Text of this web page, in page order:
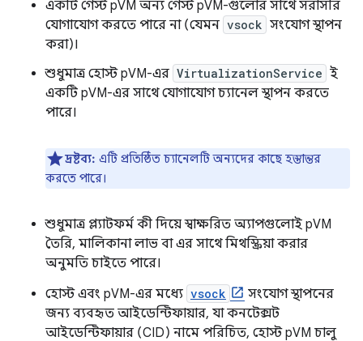
একটি গেস্ট pVM অন্য গেস্ট pVM-গুলোর সাথে সরাসরি
যোগাযোগ করতে পারে না (যেমন vsock সংযোগ স্থাপন
করা)।
শুধুমাত্র হোস্ট pVM-এর VirtualizationService ই
একটি pVM-এর সাথে যোগাযোগ চ্যানেল স্থাপন করতে
পারে।
দ্রষ্টব্য: এটি প্রতিষ্ঠিত চ্যানেলটি অন্যদের কাছে হস্তান্তর
করতে পারে।
শুধুমাত্র প্ল্যাটফর্ম কী দিয়ে স্বাক্ষরিত অ্যাপগুলোই pVM
তৈরি, মালিকানা লাভ বা এর সাথে মিথস্ক্রিয়া করার
অনুমতি চাইতে পারে।
হোস্ট এবং pVM-এর মধ্যে vsock
সংযোগ স্থাপনের
জন্য ব্যবহৃত আইডেন্টিফায়ার, যা কনটেক্সট
আইডেন্টিফায়ার (CID) নামে পরিচিত, হোস্ট pVM চালু